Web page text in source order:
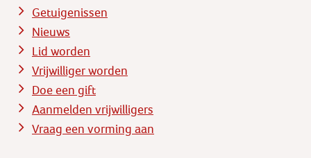
Getuigenissen
Nieuws
Lid worden
Vrijwilliger worden
Doe een gift
Aanmelden vrijwilligers
Vraag een vorming aan